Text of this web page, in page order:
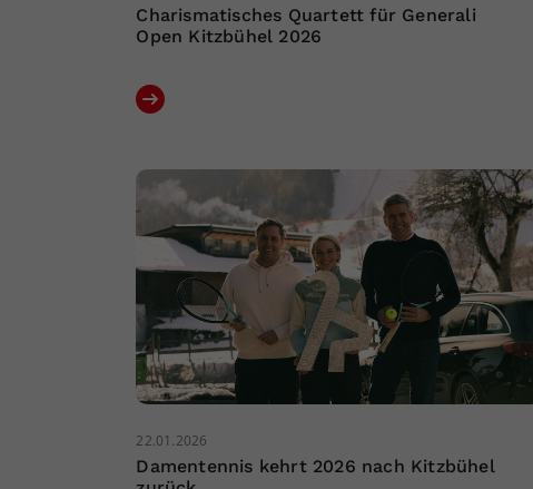
Charismatisches Quartett für Generali
Open Kitzbühel 2026
22.01.2026
Damentennis kehrt 2026 nach Kitzbühel